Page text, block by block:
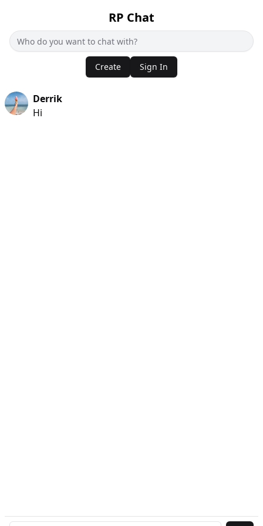
RP Chat
Create Sign In
Derrik
Hi